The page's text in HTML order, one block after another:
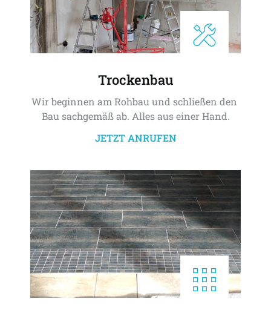
Trockenbau
Wir beginnen am Rohbau und schließen den
Bau sachgemäß ab. Alles aus einer Hand.
JETZT ANRUFEN